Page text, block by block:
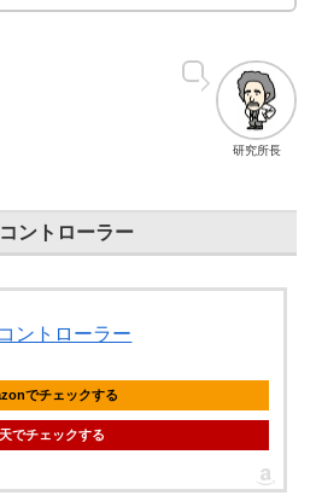
研究所長
ントローラー
ントローラー
でチェックする
でチェックする